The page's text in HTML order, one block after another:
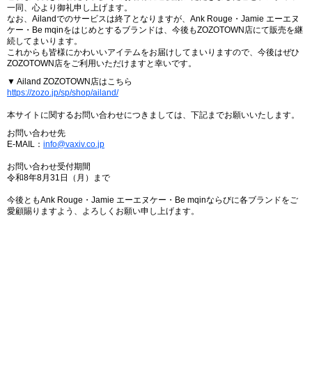
一同、心より御礼申し上げます。
なお、Ailandでのサービスは終了となりますが、Ank Rouge・Jamie エーエヌ
ケー・Be mqinをはじめとするブランドは、今後もZOZOTOWN店にて販売を継
続してまいります。
これからも皆様にかわいいアイテムをお届けしてまいりますので、今後はぜひ
ZOZOTOWN店をご利用いただけますと幸いです。
▼ Ailand ZOZOTOWN店はこちら
https://zozo.jp/sp/shop/ailand/
本サイトに関するお問い合わせにつきましては、下記までお願いいたします。
お問い合わせ先
E-MAIL： info@vaxiv.co.jp
お問い合わせ受付期間
令和8年8月31日（月）まで
今後ともAnk Rouge・Jamie エーエヌケー・Be mqinならびに各ブランドをご
愛顧賜りますよう、よろしくお願い申し上げます。